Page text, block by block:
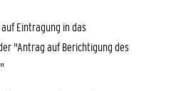
Eintragung in das
"Antrag auf Berichtigung des